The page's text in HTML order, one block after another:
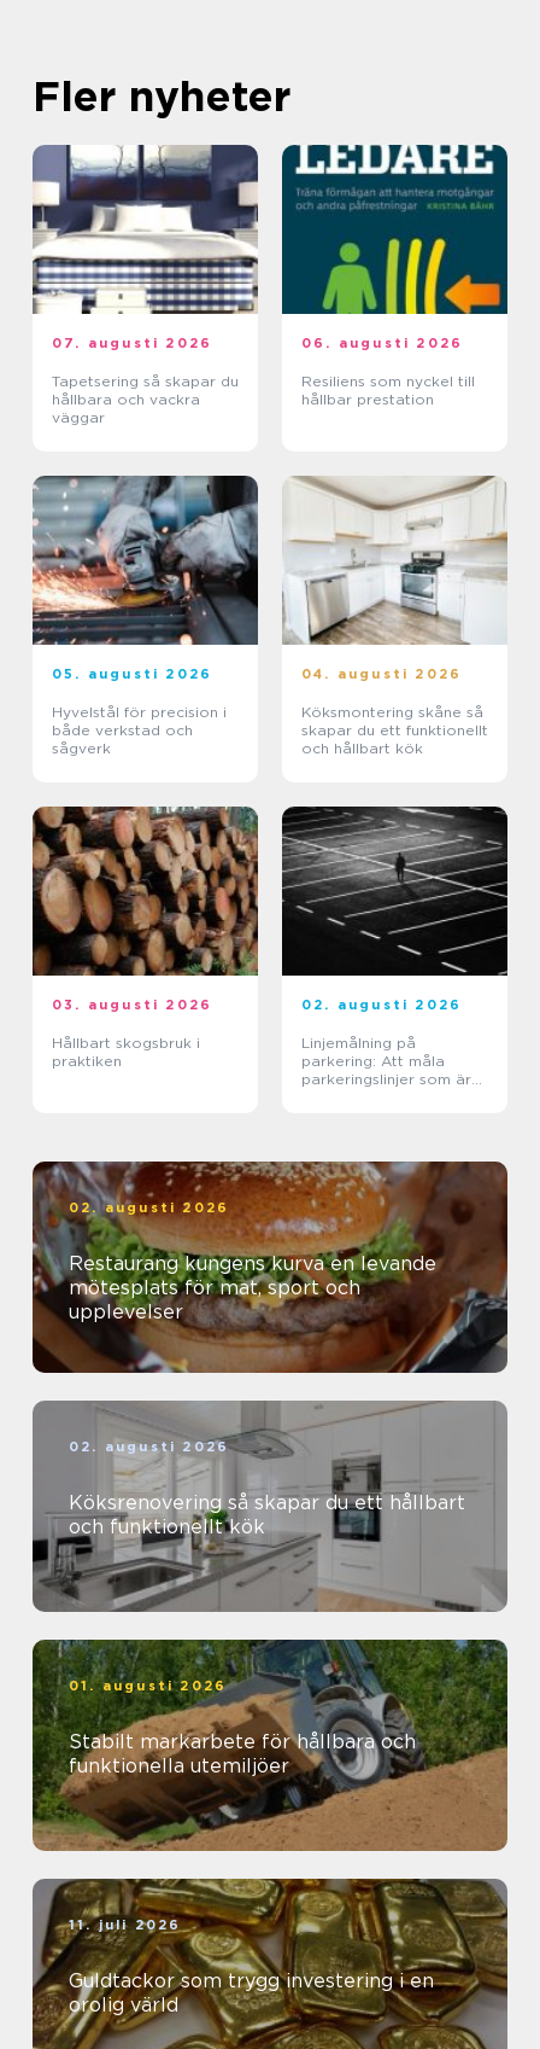
Fler nyheter
07. augusti 2026
Tapetsering så skapar du
hållbara och vackra
väggar
06. augusti 2026
Resiliens som nyckel till
hållbar prestation
05. augusti 2026
Hyvelstål för precision i
både verkstad och
sågverk
04. augusti 2026
Köksmontering skåne så
skapar du ett funktionellt
och hållbart kök
03. augusti 2026
Hållbart skogsbruk i
praktiken
02. augusti 2026
Linjemålning på
parkering: Att måla
parkeringslinjer som är
02. augusti 2026
Restaurang kungens kurva en levande
mötesplats för mat, sport och
upplevelser
02. augusti 2026
Köksrenovering så skapar du ett hållbart
och funktionellt kök
01. augusti 2026
Stabilt markarbete för hållbara och
funktionella utemiljöer
11. juli 2026
Guldtackor som trygg investering i en
orolig värld